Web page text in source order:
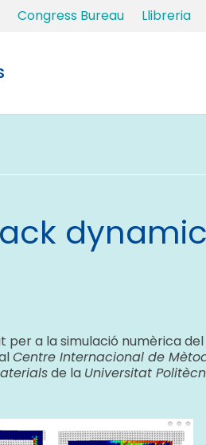
Congress Bureau Llibreria
dynamic
per a la simulació numèrica
Centre Internacional de
de la Universitat